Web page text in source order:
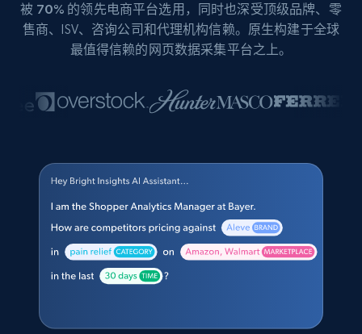
被 70% 的领先电商平台选用，同时也深受顶级品牌、零
售商、ISV、咨询公司和代理机构信赖。原生构建于全球
最值得信赖的网页数据采集平台之上。